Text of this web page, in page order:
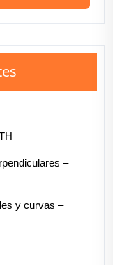
–
y curvas –